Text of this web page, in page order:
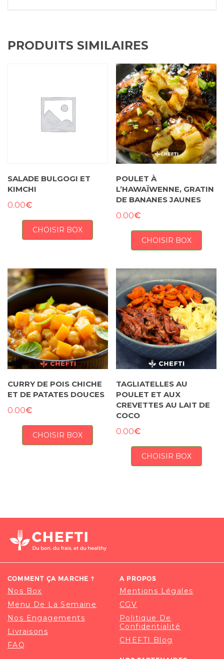
PRODUITS SIMILAIRES
SALADE BULGOGI ET
KIMCHI
0.00€
CHOISIR BOX
POULET À
L’HAWAÏWENNE, GRATIN
DE BANANES JAUNES
0.00€
CHOISIR BOX
CURRY DE POIS CHICHE
ET DE PATATES DOUCES
0.00€
CHOISIR BOX
TAGLIATELLES AU
POULET ET AUX
CREVETTES AU LAIT DE
COCO
0.00€
CHOISIR BOX
COMMENT ÇA MARCHE ?
Nos Box
Menu De La Semaine
Nos Engagements
Livraisons
FAQ
A PROPOS
Mentions Légales
CGV
Politique De
Confidentialité
CHEFTI Blog